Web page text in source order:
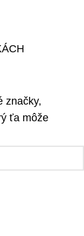
značky,
ťa môže